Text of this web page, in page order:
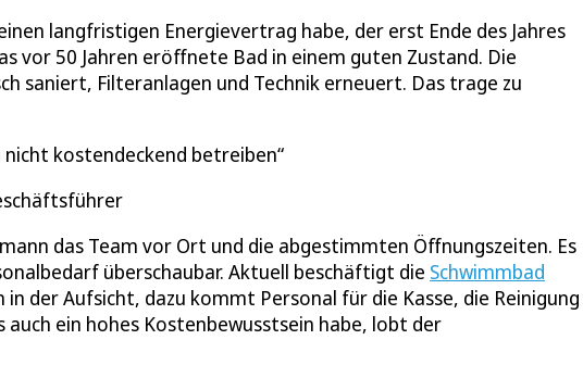
langfristigen Energievertrag habe, der erst Ende des Jahres
vor 50 Jahren eröffnete Bad in einem guten Zustand. Die
saniert, Filteranlagen und Technik erneuert. Das trage zu
nicht kostendeckend betreiben
das Team vor Ort und die abgestimmten Öffnungszeiten. Es
überschaubar. Aktuell beschäftigt die Schwimmbad
der Aufsicht, dazu kommt Personal für die Kasse, die Reinigung
auch ein hohes Kostenbewusstsein habe, lobt der